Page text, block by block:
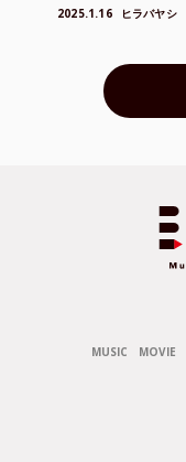
2025.1.16 ヒラバヤシ
MUSIC MOVIE